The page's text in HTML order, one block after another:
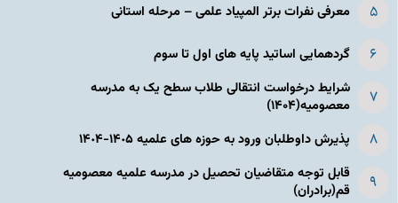
معرفی نفرات برتر المپیاد علمی – مرحله استانی
گردهمایی اساتید پایه های اول تا سوم
شرایط درخواست انتقالی طلاب سطح یک به مدرسه
معصومیه(۱۴۰۴)
پذیرش داوطلبان ورود به حوزه های علمیه ١۴٠۵-١۴٠۴
قابل توجه متقاضیان تحصیل در مدرسه علمیه معصومیه
قم(برادران)